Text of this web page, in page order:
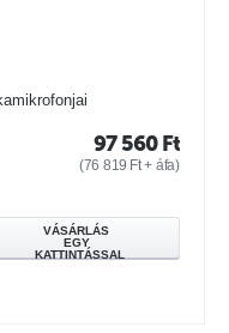
97 560 Ft
(76 819 Ft+ áfa)
VÁSÁRLÁS
EGY
KATTINTÁSSAL